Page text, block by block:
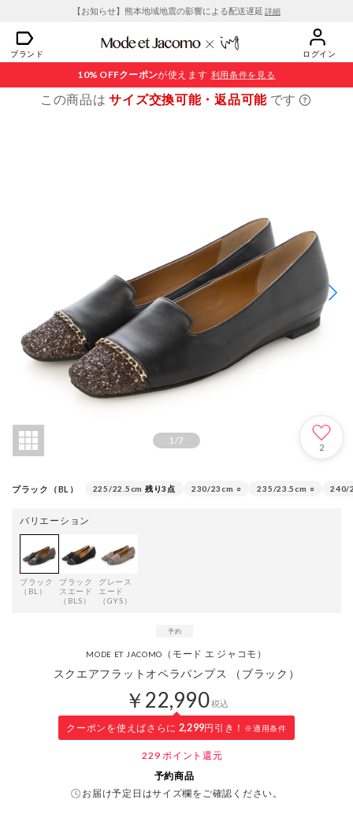
【お知らせ】熊本地域地震の影響による配送遅延 詳細
ブランド ログイン
10% OFFクーポンが使えます 利用条件を見る
この商品はサイズ交換可能・返品可能 です
1/7
2
ブラック（BL） 225/22.5cm 残り3点 230/23cm ○ 235/23.5cm ○ 240/
バリエーション
ブラック
（BL）
ブラック
スエード
（BLS）
グレース
エード
（GYS）
MODE ET JACOMO （モード エ ジャコモ）
スクエアフラットオペラパンプス （ブラック）
￥22,990税込
クーポンを使えばさらに 2,299円引き！ ※適用条件
229 ポイント還元
予約商品
お届け予定日はサイズ欄をご確認ください。